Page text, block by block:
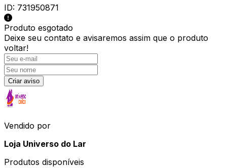
ID: 731950871
Produto esgotado
Deixe seu contato e avisaremos assim que o produto
voltar!
Criar aviso
Vendido por
Loja Universo do Lar
Produtos disponíveis